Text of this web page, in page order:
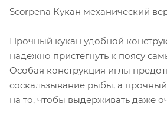
Scorpena Кукан механический
Прочный кукан удобной
надежно пристегнуть к поясу
Особая конструкция иглы
соскальзывание рыбы, а
на то, чтобы выдерживать даже